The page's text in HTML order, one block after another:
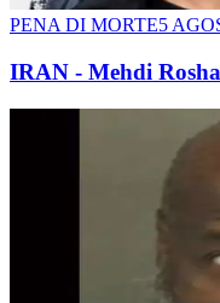
PENA DI MORTE5
IRAN - Mehdi